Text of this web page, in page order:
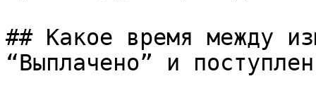
## Какое время между
“Выплачено” и